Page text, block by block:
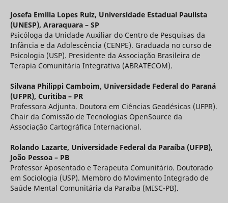
Josefa Emilia Lopes Ruiz, Universidade Estadual Paulista
(UNESP), Araraquara – SP
Psicóloga da Unidade Auxiliar do Centro de Pesquisas da
Infância e da Adolescência (CENPE). Graduada no curso de
Psicologia (USP). Presidente da Associação Brasileira de
Terapia Comunitária Integrativa (ABRATECOM).
Silvana Philippi Camboim, Universidade Federal do Paraná
(UFPR), Curitiba – PR
Professora Adjunta. Doutora em Ciências Geodésicas (UFPR).
Chair da Comissão de Tecnologias OpenSource da
Associação Cartográfica Internacional.
Rolando Lazarte, Universidade Federal da Paraíba (UFPB),
João Pessoa – PB
Professor Aposentado e Terapeuta Comunitário. Doutorado
em Sociologia (USP). Membro do Movimento Integrado de
Saúde Mental Comunitária da Paraíba (MISC-PB).